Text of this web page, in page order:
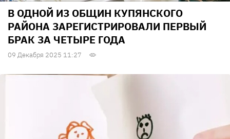
В ОДНОЙ ИЗ ОБЩИН КУПЯНСКОГО
РАЙОНА ЗАРЕГИСТРИРОВАЛИ ПЕРВЫЙ
БРАК ЗА ЧЕТЫРЕ ГОДА
09 Декабря 2025 11:27